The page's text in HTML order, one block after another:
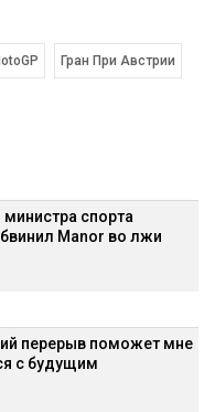
Гран При Австрии
спорта
Manor во лжи
перерыв поможет мне
с будущим